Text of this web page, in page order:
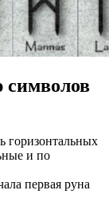
символов
горизонтальных
и по
первая руна